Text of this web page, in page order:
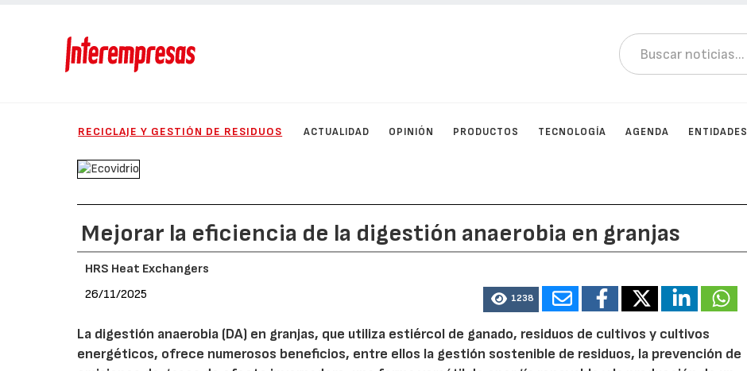
RECICLAJE Y GESTIÓN DE RESIDUOS ACTUALIDAD OPINIÓN PRODUCTOS TECNOLOGÍA AGENDA ENTIDADES
Mejorar la eficiencia de la digestión anaerobia en granjas
HRS Heat Exchangers
26/11/2025
1238
La digestión anaerobia (DA) en granjas, que utiliza estiércol de ganado, residuos de cultivos y cultivos
energéticos, ofrece numerosos beneficios, entre ellos la gestión sostenible de residuos, la prevención de